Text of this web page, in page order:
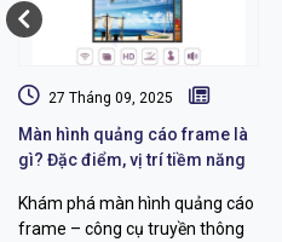
27 Tháng 09, 2025
Màn hình quảng cáo frame là
gì? Đặc điểm, vị trí tiềm năng
Khám phá màn hình quảng cáo
frame – công cụ truyền thông